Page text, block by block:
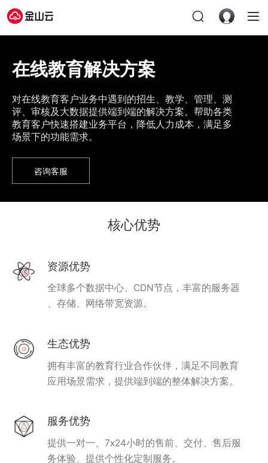
在线教育解决方案
对在线教育客户业务中遇到的招生、教学、管理、测
评、审核及大数据提供端到端的解决方案。帮助各类
教育客户快速搭建业务平台，降低人力成本，满足多
场景下的功能需求。
咨询客服
核心优势
资源优势
全球多个数据中心、CDN节点，丰富的服务器
、存储、网络带宽资源。
生态优势
拥有丰富的教育行业合作伙伴，满足不同教育
应用场景需求，提供端到端的整体解决方案。
服务优势
提供一对一、7x24小时的售前、交付、售后服
务体验、提供个性化定制服务。